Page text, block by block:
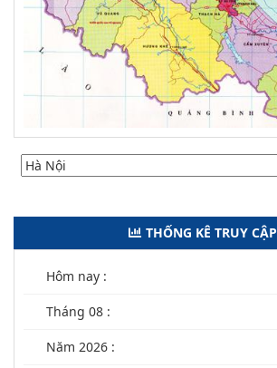
THỐNG KÊ TRUY CẬP
Hôm nay :
Tháng 08 :
Năm 2026 :